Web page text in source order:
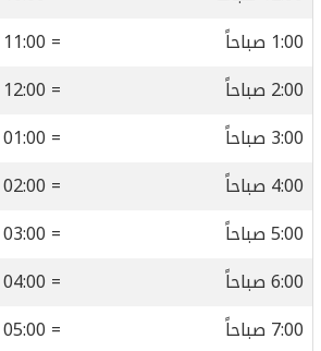
1:00 صباحاً
= 11:00 صباحاً
2:00 صباحاً
= 12:00 مساءً
3:00 صباحاً
= 01:00 مساءً
4:00 صباحاً
= 02:00 مساءً
5:00 صباحاً
= 03:00 مساءً
6:00 صباحاً
= 04:00 مساءً
7:00 صباحاً
= 05:00 مساءً